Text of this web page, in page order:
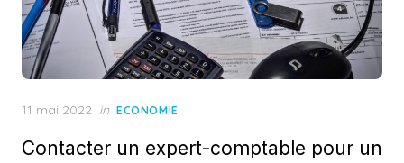
Posted
11 mai 2022 in ECONOMIE
Contacter un expert-comptable pour un